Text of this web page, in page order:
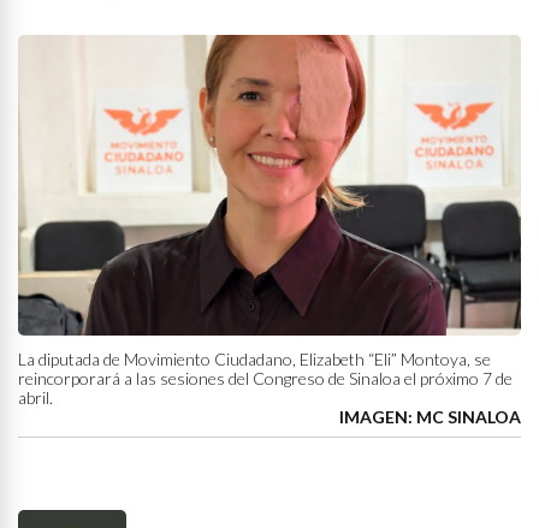
La diputada de Movimiento Ciudadano, Elizabeth “Eli” Montoya, se
reincorporará a las sesiones del Congreso de Sinaloa el próximo 7 de
abril.
IMAGEN: MC SINALOA